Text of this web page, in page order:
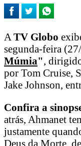
A TV Globo
segunda-feira
Múmia",
por Tom Cruise,
Jake Johnson,
Confira a
atrás, Ahmanet
justamente
Deus da Morte,